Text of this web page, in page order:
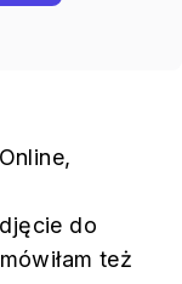
do
też